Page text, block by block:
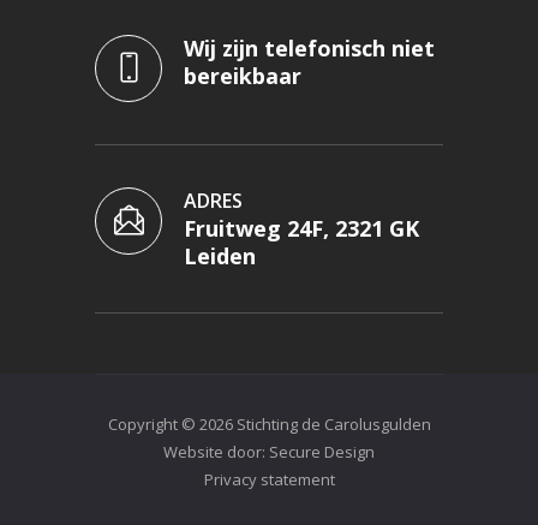
Wij zijn telefonisch niet
bereikbaar
ADRES
Fruitweg 24F, 2321 GK
Leiden
Copyright © 2026 Stichting de Carolusgulden
Website door: Secure Design
Privacy statement